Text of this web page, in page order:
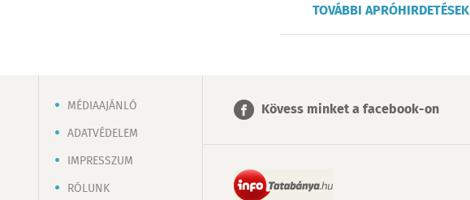
TOVÁBBI APRÓHIRDETÉSEK
MÉDIAAJÁNLÓ
ADATVÉDELEM
IMPRESSZUM
RÓLUNK
Kövess minket a facebook-on